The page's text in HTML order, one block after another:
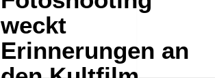
weckt
Erinnerungen an